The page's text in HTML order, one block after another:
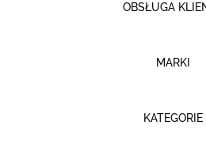
OBSŁUGA
MARKI
KATEGORIE